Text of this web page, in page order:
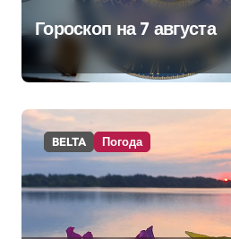
Гороскоп на 7 августа
BELTA Погода